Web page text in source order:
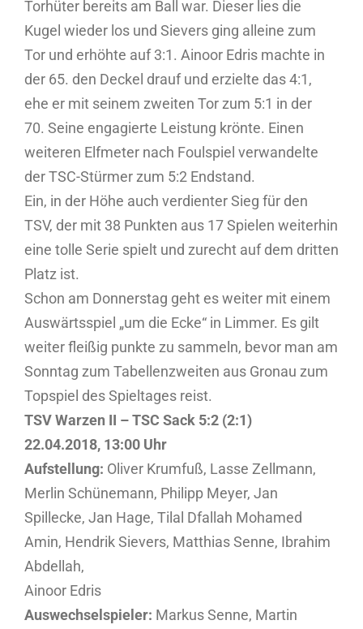
Torhüter bereits am Ball war. Dieser lies die
Kugel wieder los und Sievers ging alleine zum
Tor und erhöhte auf 3:1. Ainoor Edris machte in
der 65. den Deckel drauf und erzielte das 4:1,
ehe er mit seinem zweiten Tor zum 5:1 in der
70. Seine engagierte Leistung krönte. Einen
weiteren Elfmeter nach Foulspiel verwandelte
der TSC-Stürmer zum 5:2 Endstand.
Ein, in der Höhe auch verdienter Sieg für den
TSV, der mit 38 Punkten aus 17 Spielen weiterhin
eine tolle Serie spielt und zurecht auf dem dritten
Platz ist.
Schon am Donnerstag geht es weiter mit einem
Auswärtsspiel „um die Ecke“ in Limmer. Es gilt
weiter fleißig punkte zu sammeln, bevor man am
Sonntag zum Tabellenzweiten aus Gronau zum
Topspiel des Spieltages reist.
TSV Warzen II – TSC Sack 5:2 (2:1)
22.04.2018, 13:00 Uhr
Aufstellung: Oliver Krumfuß, Lasse Zellmann,
Merlin Schünemann, Philipp Meyer, Jan
Spillecke, Jan Hage, Tilal Dfallah Mohamed
Amin, Hendrik Sievers, Matthias Senne, Ibrahim
Abdellah,
Ainoor Edris
Auswechselspieler: Markus Senne, Martin